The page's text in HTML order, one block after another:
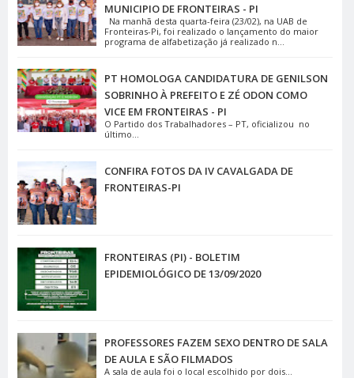
MUNICIPIO DE FRONTEIRAS - PI
Na manhã desta quarta-feira (23/02), na UAB de
Fronteiras-Pi, foi realizado o lançamento do maior
programa de alfabetização já realizado n...
PT HOMOLOGA CANDIDATURA DE GENILSON
SOBRINHO À PREFEITO E ZÉ ODON COMO
VICE EM FRONTEIRAS - PI
O Partido dos Trabalhadores – PT, oficializou no
último...
CONFIRA FOTOS DA IV CAVALGADA DE
FRONTEIRAS-PI
FRONTEIRAS (PI) - BOLETIM
EPIDEMIOLÓGICO DE 13/09/2020
PROFESSORES FAZEM SEXO DENTRO DE SALA
DE AULA E SÃO FILMADOS
A sala de aula foi o local escolhido por dois...